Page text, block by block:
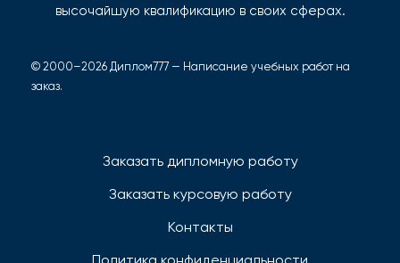
высочайшую квалификацию в своих сферах.
© 2000–2026 Диплом777 — Написание учебных работ на
заказ.
Заказать дипломную работу
Заказать курсовую работу
Контакты